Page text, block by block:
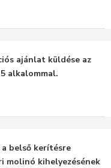
ajánlat küldése az
alkalommal.
belső kerítésre
molinó kihelyezésének